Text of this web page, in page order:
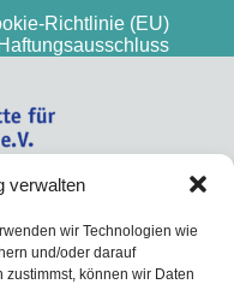
verwalten
wir Technologien wie
und/oder darauf
können wir Daten
Richtlinie (EU)
Haftungsausschluss